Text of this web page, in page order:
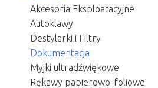
Akcesoria Eksploatacyjne
Autoklawy
Destylarki i Filtry
Dokumentacja
Myjki ultradźwiękowe
Rękawy papierowo-foliowe